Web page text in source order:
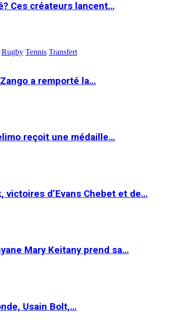
Ces créateurs lancent…
Rugby Tennis Transfert
a remporté la…
reçoit une médaille…
victoires d’Evans Chebet et de…
Mary Keitany prend sa…
Usain Bolt,…